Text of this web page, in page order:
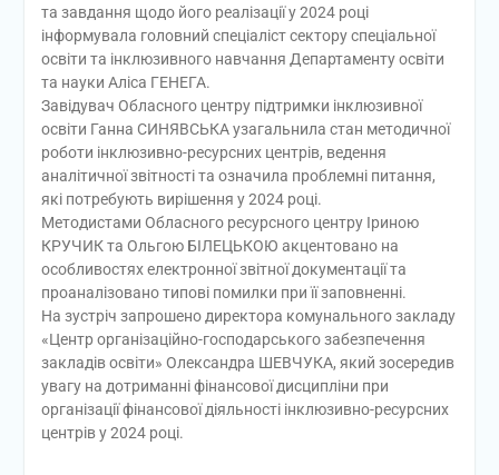
та завдання щодо його реалізації у 2024 році
інформувала головний спеціаліст сектору спеціальної
освіти та інклюзивного навчання Департаменту освіти
та науки Аліса ГЕНЕГА.
Завідувач Обласного центру підтримки інклюзивної
освіти Ганна СИНЯВСЬКА узагальнила стан методичної
роботи інклюзивно-ресурсних центрів, ведення
аналітичної звітності та означила проблемні питання,
які потребують вирішення у 2024 році.
Методистами Обласного ресурсного центру Іриною
КРУЧИК та Ольгою БІЛЕЦЬКОЮ акцентовано на
особливостях електронної звітної документації та
проаналізовано типові помилки при її заповненні.
На зустріч запрошено директора комунального закладу
«Центр організаційно-господарського забезпечення
закладів освіти» Олександра ШЕВЧУКА, який зосередив
увагу на дотриманні фінансової дисципліни при
організації фінансової діяльності інклюзивно-ресурсних
центрів у 2024 році.